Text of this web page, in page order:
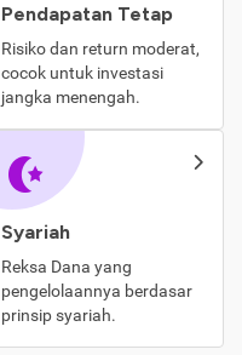
Pendapatan Tetap
Risiko dan return moderat,
cocok untuk investasi
jangka menengah.
Syariah
Reksa Dana yang
pengelolaannya berdasar
prinsip syariah.